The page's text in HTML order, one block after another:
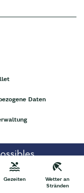
Daten
Gezeiten
Wetter an
Stränden